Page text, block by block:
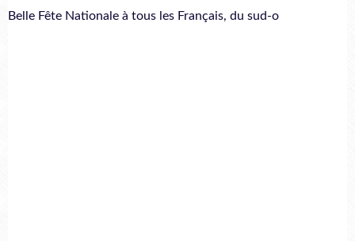
Belle Fête Nationale à tous les Français, du sud-o